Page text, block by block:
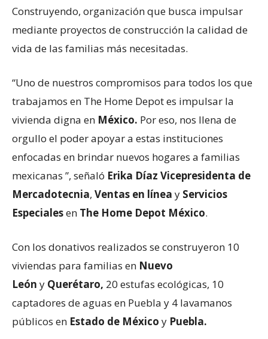
Construyendo, organización que busca impulsar
mediante proyectos de construcción la calidad de
vida de las familias más necesitadas.
“Uno de nuestros compromisos para todos los que
trabajamos en The Home Depot es impulsar la
vivienda digna en México. Por eso, nos llena de
orgullo el poder apoyar a estas instituciones
enfocadas en brindar nuevos hogares a familias
mexicanas ”, señaló Erika Díaz Vicepresidenta de
Mercadotecnia, Ventas en línea y Servicios
Especialesen The Home Depot México.
Con los donativos realizados se construyeron 10
viviendas para familias en Nuevo
León y Querétaro, 20 estufas ecológicas, 10
captadores de aguas en Puebla y 4 lavamanos
públicos en Estado de México y Puebla.